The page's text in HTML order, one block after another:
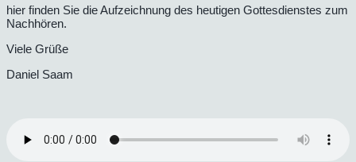
hier finden Sie die Aufzeichnung des heutigen Gottesdienstes zum
Nachhören.
Viele Grüße
Daniel Saam